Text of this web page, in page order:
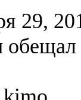
29,
обещал